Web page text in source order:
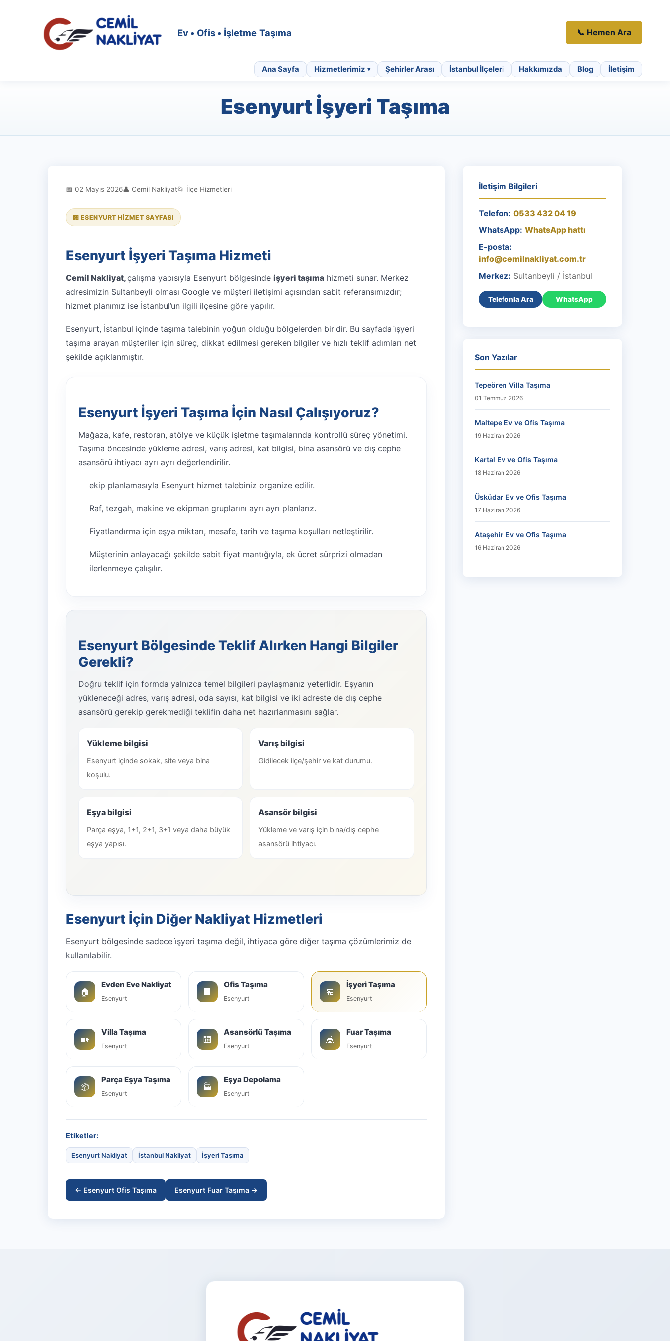
Ev • Ofis • İşletme Taşıma 📞 Hemen Ara
Ana Sayfa Hizmetlerimiz Şehirler Arası İstanbul İlçeleri Hakkımızda Blog İletişim
Esenyurt İşyeri Taşıma
📅 02 Mayıs 2026👤 Cemil Nakliyat📂 İlçe Hizmetleri
🏪 ESENYURT HIZMET SAYFASI
Esenyurt İşyeri Taşıma Hizmeti
Cemil Nakliyat,çalışma yapısıyla Esenyurt bölgesinde işyeri taşıma hizmeti sunar. Merkez
adresimizin Sultanbeyli olması Google ve müşteri iletişimi açısından sabit referansımızdır;
hizmet planımız ise İstanbul’un ilgili ilçesine göre yapılır.
Esenyurt, İstanbul içinde taşıma talebinin yoğun olduğu bölgelerden biridir. Bu sayfada i̇şyeri
taşıma arayan müşteriler için süreç, dikkat edilmesi gereken bilgiler ve hızlı teklif adımları net
şekilde açıklanmıştır.
Esenyurt İşyeri Taşıma İçin Nasıl Çalışıyoruz?
Mağaza, kafe, restoran, atölye ve küçük işletme taşımalarında kontrollü süreç yönetimi.
Taşıma öncesinde yükleme adresi, varış adresi, kat bilgisi, bina asansörü ve dış cephe
asansörü ihtiyacı ayrı ayrı değerlendirilir.
ekip planlamasıyla Esenyurt hizmet talebiniz organize edilir.
Raf, tezgah, makine ve ekipman gruplarını ayrı ayrı planlarız.
Fiyatlandırma için eşya miktarı, mesafe, tarih ve taşıma koşulları netleştirilir.
Müşterinin anlayacağı şekilde sabit fiyat mantığıyla, ek ücret sürprizi olmadan
ilerlenmeye çalışılır.
Esenyurt Bölgesinde Teklif Alırken Hangi Bilgiler
Gerekli?
Doğru teklif için formda yalnızca temel bilgileri paylaşmanız yeterlidir. Eşyanın
yükleneceği adres, varış adresi, oda sayısı, kat bilgisi ve iki adreste de dış cephe
asansörü gerekip gerekmediği teklifin daha net hazırlanmasını sağlar.
Yükleme bilgisi
Esenyurt içinde sokak, site veya bina
koşulu.
Varış bilgisi
Gidilecek ilçe/şehir ve kat durumu.
Eşya bilgisi
Parça eşya, 1+1, 2+1, 3+1 veya daha büyük
eşya yapısı.
Asansör bilgisi
Yükleme ve varış için bina/dış cephe
asansörü ihtiyacı.
Esenyurt İçin Diğer Nakliyat Hizmetleri
Esenyurt bölgesinde sadece i̇şyeri taşıma değil, ihtiyaca göre diğer taşıma çözümlerimiz de
kullanılabilir.
🏠
Evden Eve Nakliyat
Esenyurt
🏢
Ofis Taşıma
Esenyurt
🏪
İşyeri Taşıma
Esenyurt
🏡
Villa Taşıma
Esenyurt
🛗
Asansörlü Taşıma
Esenyurt
🎪
Fuar Taşıma
Esenyurt
📦
Parça Eşya Taşıma
Esenyurt
🏭
Eşya Depolama
Esenyurt
Etiketler:
Esenyurt Nakliyat İstanbul Nakliyat İşyeri Taşıma
← Esenyurt Ofis Taşıma Esenyurt Fuar Taşıma →
İletişim Bilgileri
Telefon: 0533 432 04 19
WhatsApp: WhatsApp hattı
E-posta:
info@cemilnakliyat.com.tr
Merkez: Sultanbeyli / İstanbul
Telefonla Ara WhatsApp
Son Yazılar
Tepeören Villa Taşıma
01 Temmuz 2026
Maltepe Ev ve Ofis Taşıma
19 Haziran 2026
Kartal Ev ve Ofis Taşıma
18 Haziran 2026
Üsküdar Ev ve Ofis Taşıma
17 Haziran 2026
Ataşehir Ev ve Ofis Taşıma
16 Haziran 2026